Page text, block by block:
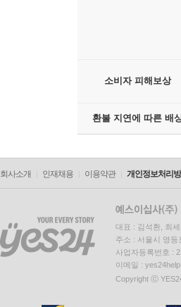
소비자 피해보상
환불 지연에 따른 배
회사소개 인재채용 이용약관 개인정보처리
대표 : 김석환, 최
주소 : 서울시 영
사업자등록번호 :
이메일 :
Copyright ⓒ